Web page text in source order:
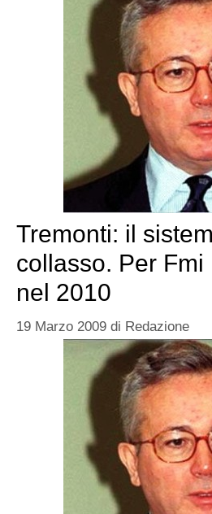
Tremonti: il
collasso. Per Fmi
nel 2010
19 Marzo 2009 di Redazione